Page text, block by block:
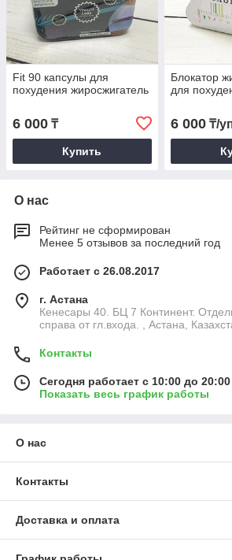
Fit 90 капсулы для
похудения жиросжигатель
6 000 ₸
Купить
Блокатор
для
6 000₸/
О нас
Рейтинг не сформирован
Менее 5 отзывов за последний год
Работает с 26.08.2017
г. Астана
Кенесары 40. БЦ 7 Континент.
справа от гл.входа. , Астана,
Контакты
Сегодня работает с 10:00 до 20:00
Показать весь график работы
О нас
Контакты
Доставка и оплата